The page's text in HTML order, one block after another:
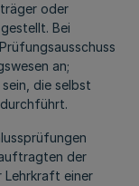
oder
Bei
an;
die selbst
der
Lehrkraft einer